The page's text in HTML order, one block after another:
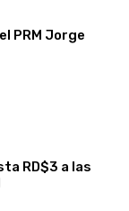
PRM Jorge
RD$3 a las